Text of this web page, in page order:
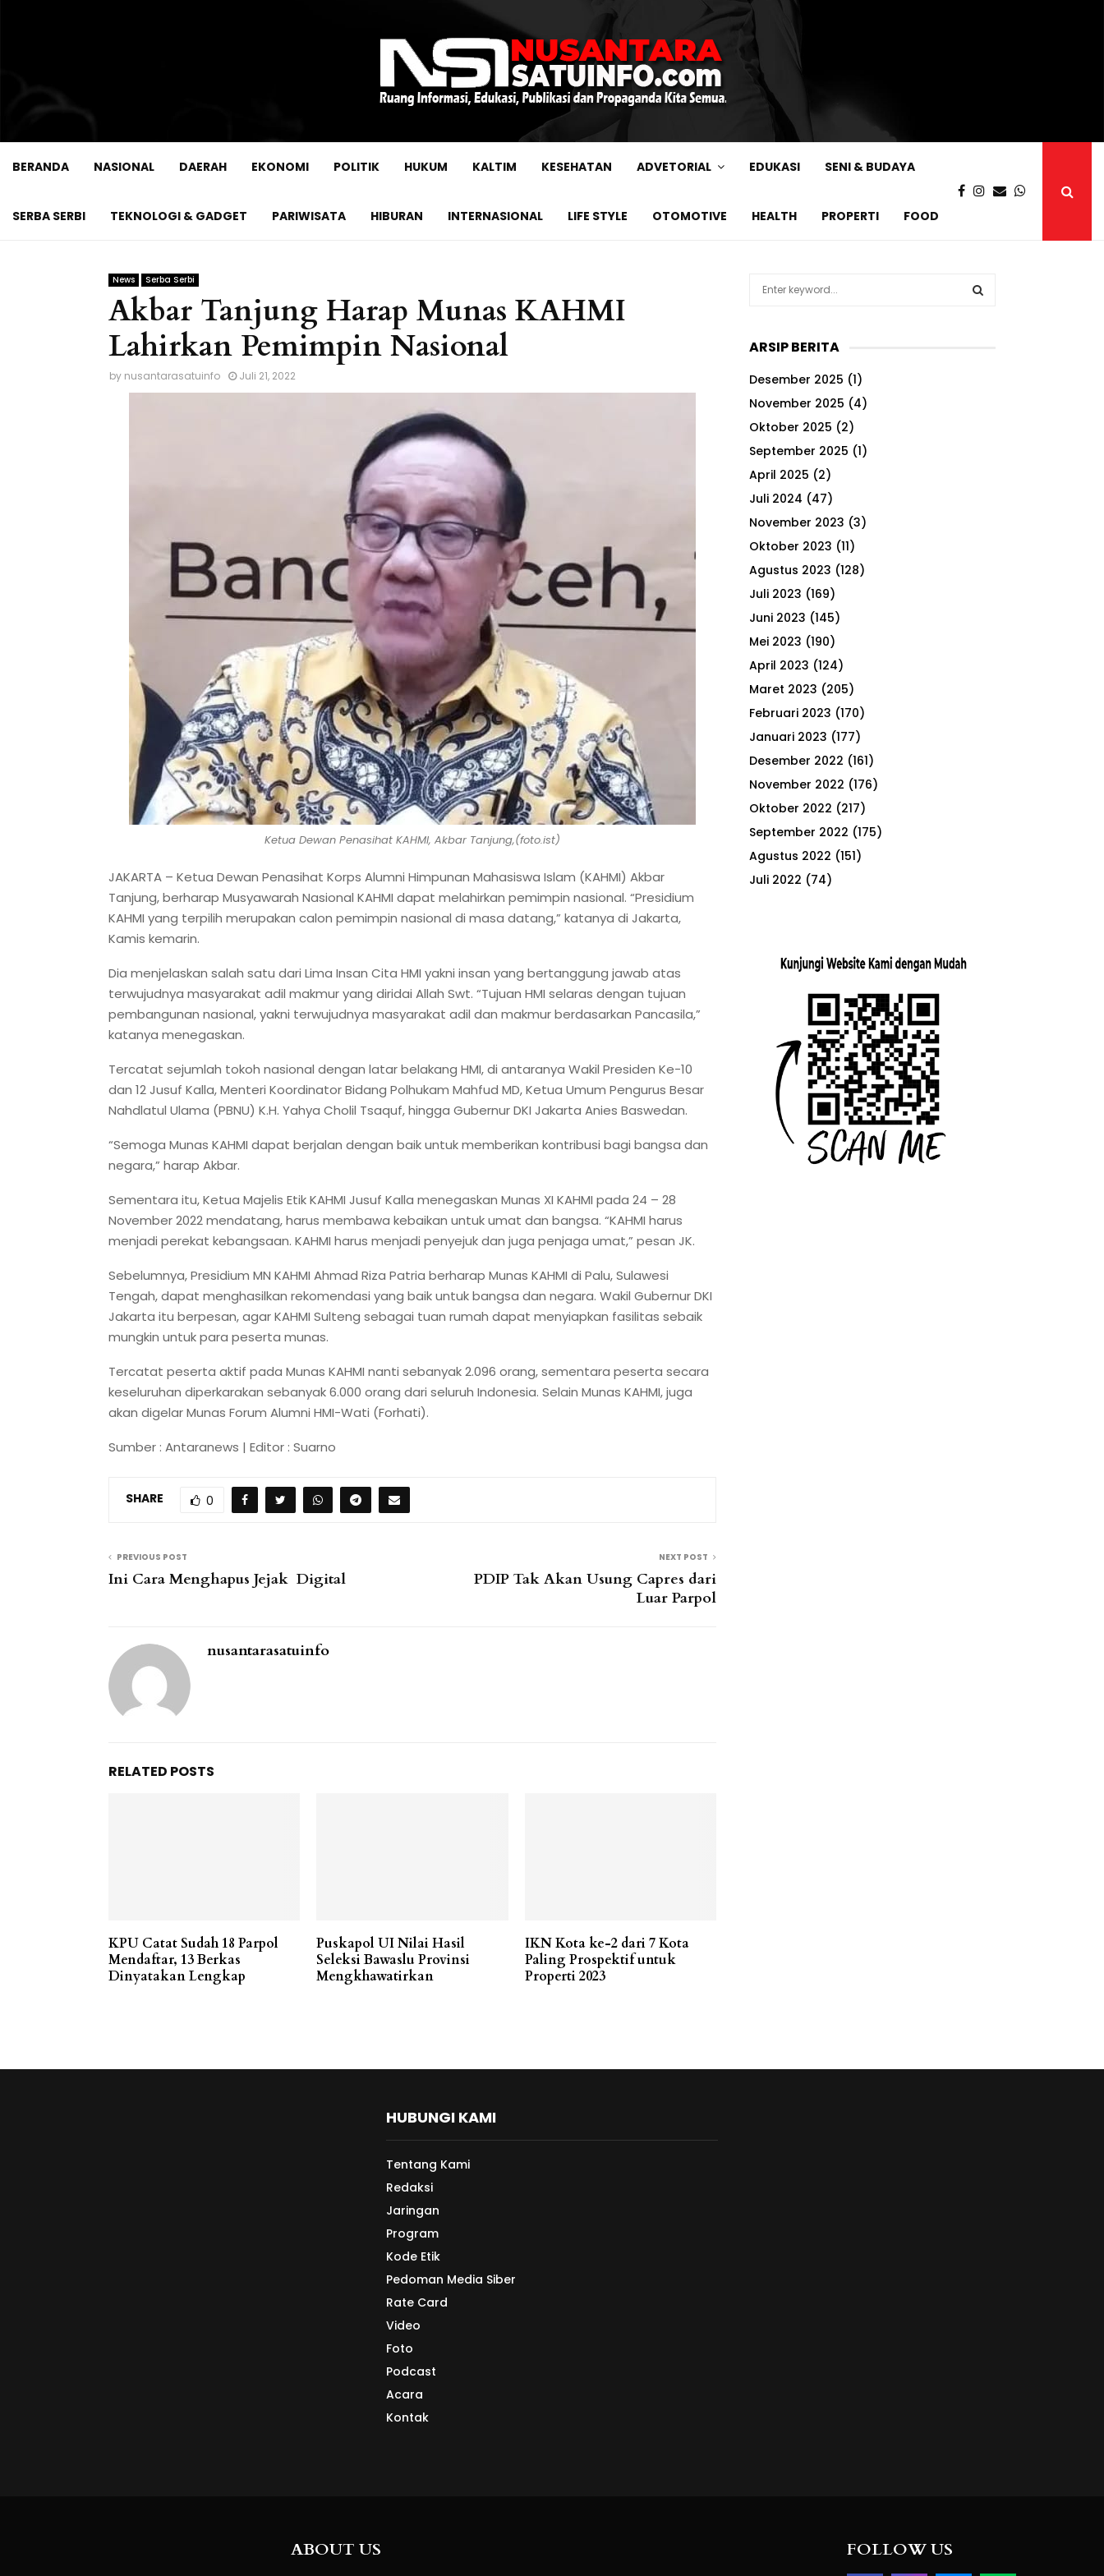
BERANDA NASIONAL DAERAH EKONOMI POLITIK HUKUM KALTIM KESEHATAN ADVETORIAL EDUKASI SENI & BUDAYA
SERBA SERBI TEKNOLOGI & GADGET PARIWISATA HIBURAN INTERNASIONAL LIFE STYLE OTOMOTIVE HEALTH PROPERTI FOOD
News Serba Serbi
Akbar Tanjung Harap Munas KAHMI
Lahirkan Pemimpin Nasional
by nusantarasatuinfo Juli 21, 2022
Ketua Dewan Penasihat KAHMI, Akbar Tanjung,(foto.ist)
JAKARTA – Ketua Dewan Penasihat Korps Alumni Himpunan Mahasiswa Islam (KAHMI) Akbar
Tanjung, berharap Musyawarah Nasional KAHMI dapat melahirkan pemimpin nasional. “Presidium
KAHMI yang terpilih merupakan calon pemimpin nasional di masa datang,” katanya di Jakarta,
Kamis kemarin.
Dia menjelaskan salah satu dari Lima Insan Cita HMI yakni insan yang bertanggung jawab atas
terwujudnya masyarakat adil makmur yang diridai Allah Swt. “Tujuan HMI selaras dengan tujuan
pembangunan nasional, yakni terwujudnya masyarakat adil dan makmur berdasarkan Pancasila,”
katanya menegaskan.
Tercatat sejumlah tokoh nasional dengan latar belakang HMI, di antaranya Wakil Presiden Ke-10
dan 12 Jusuf Kalla, Menteri Koordinator Bidang Polhukam Mahfud MD, Ketua Umum Pengurus Besar
Nahdlatul Ulama (PBNU) K.H. Yahya Cholil Tsaquf, hingga Gubernur DKI Jakarta Anies Baswedan.
“Semoga Munas KAHMI dapat berjalan dengan baik untuk memberikan kontribusi bagi bangsa dan
negara,” harap Akbar.
Sementara itu, Ketua Majelis Etik KAHMI Jusuf Kalla menegaskan Munas XI KAHMI pada 24 – 28
November 2022 mendatang, harus membawa kebaikan untuk umat dan bangsa. “KAHMI harus
menjadi perekat kebangsaan. KAHMI harus menjadi penyejuk dan juga penjaga umat,” pesan JK.
Sebelumnya, Presidium MN KAHMI Ahmad Riza Patria berharap Munas KAHMI di Palu, Sulawesi
Tengah, dapat menghasilkan rekomendasi yang baik untuk bangsa dan negara. Wakil Gubernur DKI
Jakarta itu berpesan, agar KAHMI Sulteng sebagai tuan rumah dapat menyiapkan fasilitas sebaik
mungkin untuk para peserta munas.
Tercatat peserta aktif pada Munas KAHMI nanti sebanyak 2.096 orang, sementara peserta secara
keseluruhan diperkarakan sebanyak 6.000 orang dari seluruh Indonesia. Selain Munas KAHMI, juga
akan digelar Munas Forum Alumni HMI-Wati (Forhati).
Sumber : Antaranews | Editor : Suarno
SHARE 0
PREVIOUS POST
Ini Cara Menghapus Jejak Digital
NEXT POST
PDIP Tak Akan Usung Capres dari
Luar Parpol
nusantarasatuinfo
RELATED POSTS
KPU Catat Sudah 18 Parpol
Mendaftar, 13 Berkas
Dinyatakan Lengkap
Puskapol UI Nilai Hasil
Seleksi Bawaslu Provinsi
Mengkhawatirkan
IKN Kota ke-2 dari 7 Kota
Paling Prospektif untuk
Properti 2023
c
f
o
r
ARSIP BERITA
Desember 2025 (1)
November 2025 (4)
Oktober 2025 (2)
September 2025 (1)
April 2025 (2)
Juli 2024 (47)
November 2023 (3)
Oktober 2023 (11)
Agustus 2023 (128)
Juli 2023 (169)
Juni 2023 (145)
Mei 2023 (190)
April 2023 (124)
Maret 2023 (205)
Februari 2023 (170)
Januari 2023 (177)
Desember 2022 (161)
November 2022 (176)
Oktober 2022 (217)
September 2022 (175)
Agustus 2022 (151)
Juli 2022 (74)
HUBUNGI KAMI
Tentang Kami
Redaksi
Jaringan
Program
Kode Etik
Pedoman Media Siber
Rate Card
Video
Foto
Podcast
Acara
Kontak
ABOUT US FOLLOW US